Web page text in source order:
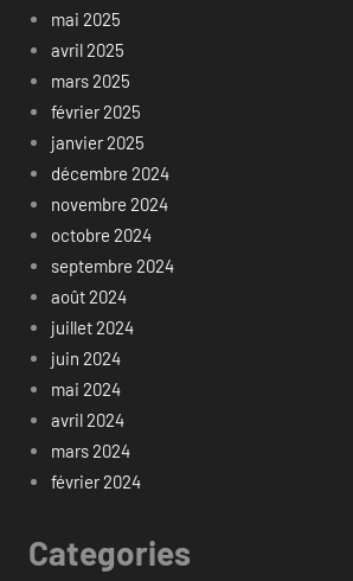
mai 2025
avril 2025
mars 2025
février 2025
janvier 2025
décembre 2024
novembre 2024
octobre 2024
septembre 2024
août 2024
juillet 2024
juin 2024
mai 2024
avril 2024
mars 2024
février 2024
Categories